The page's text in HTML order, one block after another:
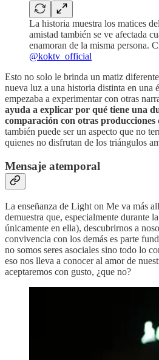
La historia muestra los matices
amistad también se ve afectada
enamoran de la misma persona.
@koktv_official
Esto no solo le brinda un matiz
nueva luz a una historia distinta en una
empezaba a experimentar con otras
ayuda a explicar por qué tiene una
comparación con otras producciones
también puede ser un aspecto que no
quienes no disfrutan de los triángulos
Mensaje atemporal
La enseñanza de Light on Me va más
demuestra que, especialmente durante
únicamente en ella), descubrirnos a
convivencia con los demás es parte
no somos seres asociales sino todo lo
eso nos lleva a conocer al amor de
aceptaremos con gusto, ¿que no?